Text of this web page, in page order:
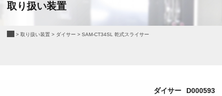
取り扱い装置
> 取り扱い装置 > ダイサー > SAM-CT34SL 乾式スライサー
ダイサー D000593